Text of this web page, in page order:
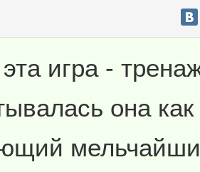
игра -
она